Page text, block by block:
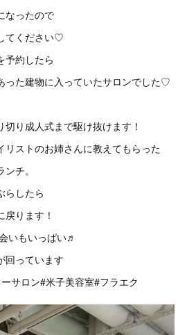
なったので
てください♡
予約したら
った建物に入っていたサロンでした♡
り成人式まで駆け抜けます！
リストのお姉さんに教えてもらった
チ。
らしたら
ります！
いもいっぱい♬
回っています
サロン#米子美容室#フラエク